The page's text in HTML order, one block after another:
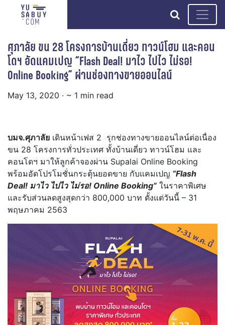
search
ศุภาลัย ขน 28 โครงการบ้านเดี่ยว ทาวน์โฮม และคอน
โดฯ อัดแคมเปญ “Flash Deal! มาไว ไปไว ไม่รอ!
Online Booking” ผ่านช่องทางขายออนไลน์
May 13, 2020 · ~ 1 min read
บมจ.ศุภาลัย เดินหน้าเฟส 2 รุกช่องทางขายออนไลน์ต่อเนื่อง
ขน 28 โครงการทั่วประเทศ ทั้งบ้านเดี่ยว ทาวน์โฮม และ
คอนโดฯ มาให้ลูกค้าจองผ่าน Supalai Online Booking
พร้อมอัดโปรโมชั่นกระตุ้นยอดขาย กับแคมเปญ “Flash
Deal! มาไว ไปไว ไม่รอ! Online Booking” ในราคาพิเศษ
และรับส่วนลดสูงสุดกว่า 800,000 บาท ตั้งแต่วันนี้ – 31
พฤษภาคม 2563